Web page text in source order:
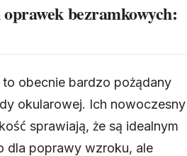
oprawek bezramkowych:
obecnie bardzo pożądany
okularowej. Ich nowoczesny
sprawiają, że są idealnym
dla poprawy wzroku, ale